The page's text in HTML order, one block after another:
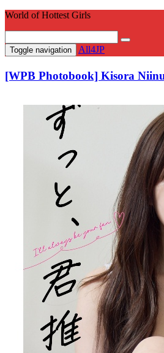
World of Hottest Girls
Toggle navigation All4JP
[WPB Photobook] Kisora